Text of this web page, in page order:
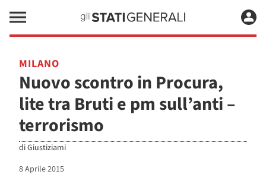
MILANO
Nuovo scontro in Procura,
lite tra Bruti e pm sull’anti –
terrorismo
diGiustiziami
8 Aprile 2015